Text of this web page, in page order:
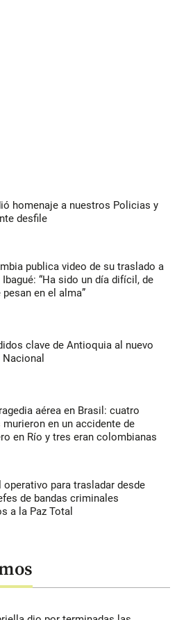
homenaje a nuestros Policias y
desfile
publica video de su traslado a
“Ha sido un día difícil, de
en el alma”
clave de Antioquia al nuevo
aérea en Brasil: cuatro
murieron en un accidente de
en Río y tres eran colombianas
operativo para trasladar desde
de bandas criminales
a la Paz Total